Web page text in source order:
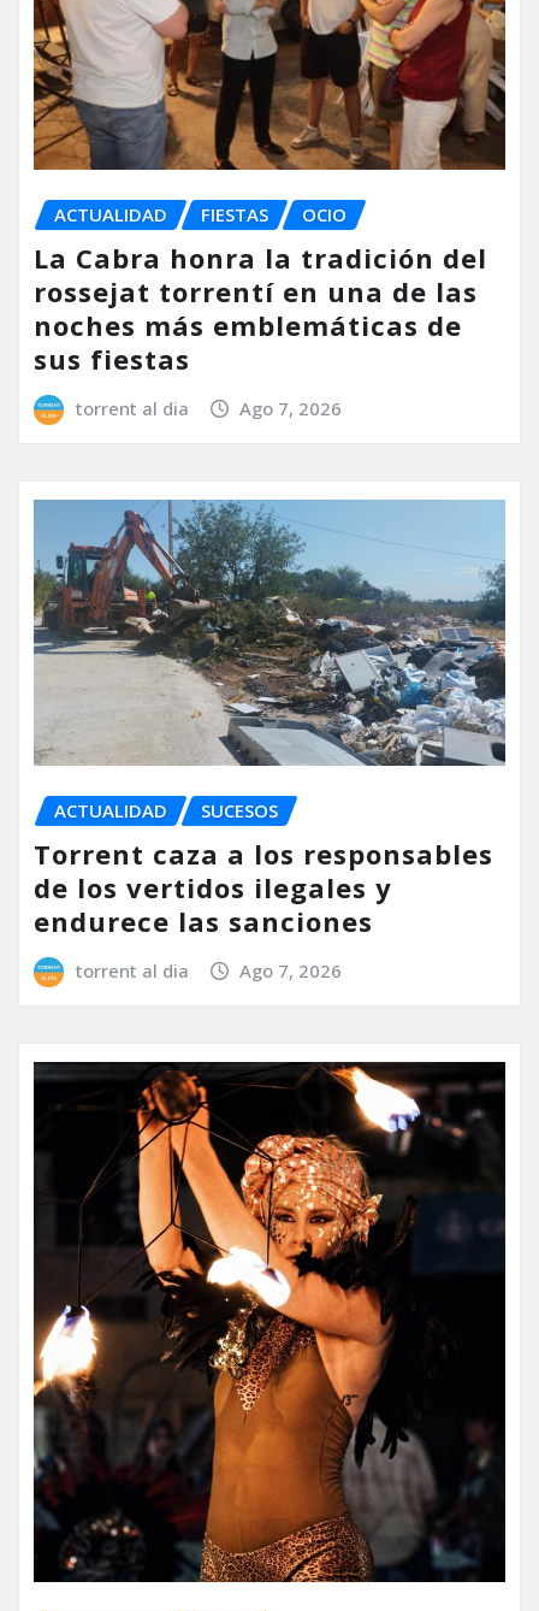
ACTUALIDAD FIESTAS OCIO
La Cabra honra la tradición del
rossejat torrentí en una de las
noches más emblemáticas de
sus fiestas
torrent al dia Ago 7, 2026
ACTUALIDAD SUCESOS
Torrent caza a los responsables
de los vertidos ilegales y
endurece las sanciones
torrent al dia Ago 7, 2026